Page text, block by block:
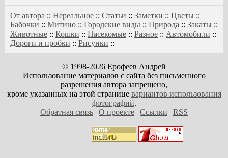
От автора :: Нереальное :: Статьи :: Заметки :: Цветы ::
Бабочки :: Митино :: Городские виды :: Природа :: Закаты ::
Животные :: Кошки :: Насекомые :: Разное :: Автомобили ::
Дороги и пробки :: Рисунки ::
© 1998-2026 Ерофеев Андрей
Использование материалов с сайта без письменного
разрешения автора запрещено,
кроме указанных на этой странице вариантов использования
фотографий.
Обратная связь | О проекте | Ссылки | RSS